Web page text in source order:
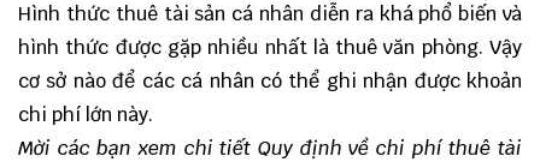
Hình thức thuê tài sản cá nhân diễn ra khá phổ biến và
hình thức được gặp nhiều nhất là thuê văn phòng. Vậy
cơ sở nào để các cá nhân có thể ghi nhận được khoản
chi phí lớn này.
Mời các bạn xem chi tiết Quy định về chi phí thuê tài